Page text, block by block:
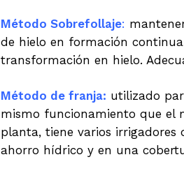
Método Sobrefollaje:
de hielo en formación
transformación en hielo.
Método de franja: utilizado
mismo funcionamiento que el
planta, tiene varios irrigadores
ahorro hídrico y en una